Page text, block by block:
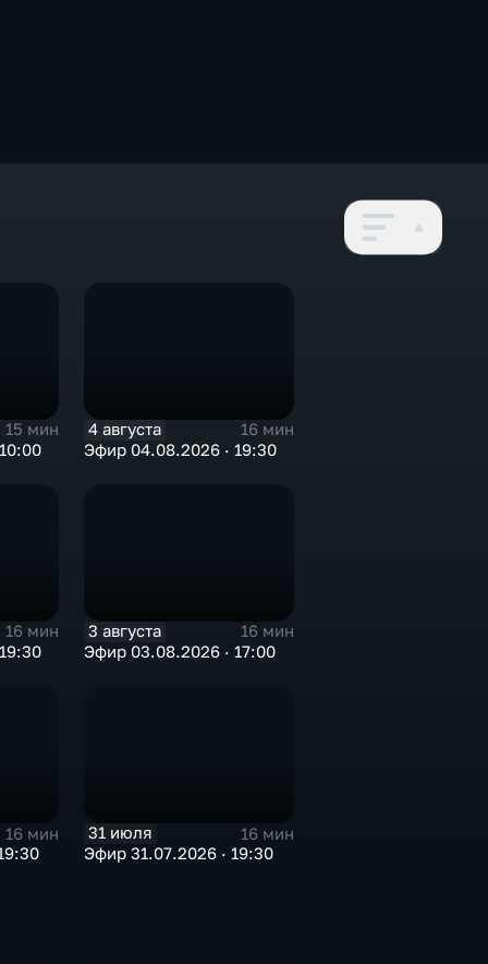
15 мин
4 августа
16 мин
Эфир 04.08.2026 · 19:30
16 мин
3 августа
16 мин
Эфир 03.08.2026 · 17:00
16 мин
31 июля
16 мин
Эфир 31.07.2026 · 19:30